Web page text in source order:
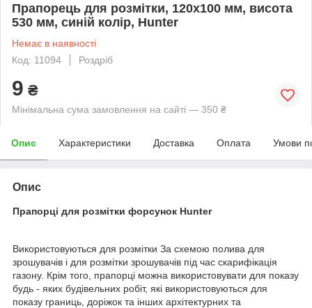
Прапорець для розмітки, 120x100 мм, висота
530 мм, синій колір, Hunter
Немає в наявності
Код: 11094
Роздріб
9 ₴
Мінімальна сума замовлення на сайті — 350 ₴
Опис Характеристики Доставка Оплата Умови
Опис
Прапорці для розмітки форсунок Hunter
Використовуються для розмітки За схемою полива для
зрошувачів і для розмітки зрошувачів під час скарифікація
газону. Крім того, прапорці можна використовувати для показу
будь - яких будівельних робіт, які використовуються для
показу границь, доріжок та інших архітектурних та